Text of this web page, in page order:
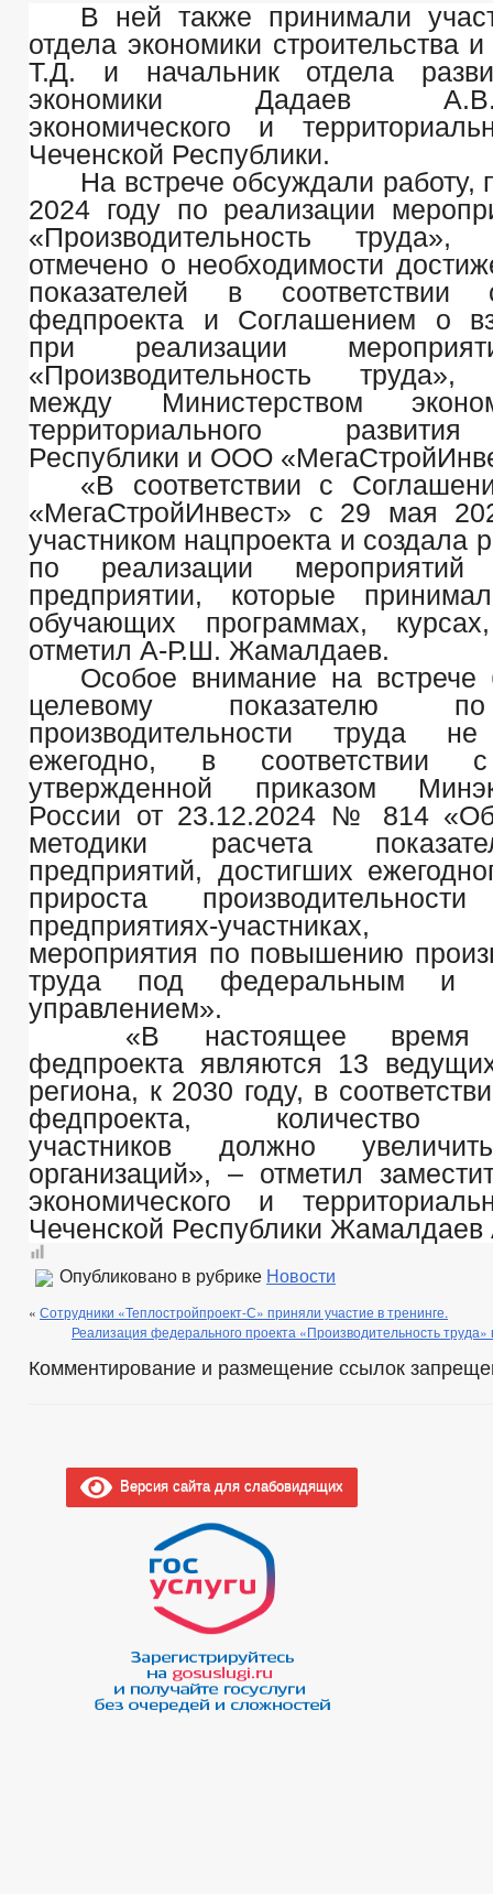
В ней также принимали
отдела экономики
Т.Д. и начальник отдела
экономики Дадаев
экономического и
Чеченской Республики.
На встрече обсуждали работу,
2024 году по реализации
«Производительность
отмечено о необходимости
показателей в соответствии
федпроекта и Соглашением о
при реализации
«Производительность труда»,
между Министерством
территориального
Республики и ООО
«В соответствии с
«МегаСтройИнвест» с 29 мая
участником нацпроекта и создала
по реализации
предприятии, которые
обучающих программах,
отметил А-Р.Ш. Жамалдаев.
Особое внимание на встрече
целевому показателю
производительности труда
ежегодно, в соответствии
утвержденной приказом
России от 23.12.2024 № 814 «Об
методики расчета
предприятий, достигших
прироста
предприятиях-участниках,
мероприятия по повышению
труда под федеральным и
управлением».
«В настоящее время
федпроекта являются 13
региона, к 2030 году, в
федпроекта, количество
участников должно
организаций», – отметил
экономического и
Чеченской Республики
Опубликовано в рубрике Новости
« Сотрудники «Теплостройпроект-С» приняли участие в тренинге.
Реализация федерального проекта «Производительность
Комментирование и размещение ссылок
Версия сайта для слабовидящих